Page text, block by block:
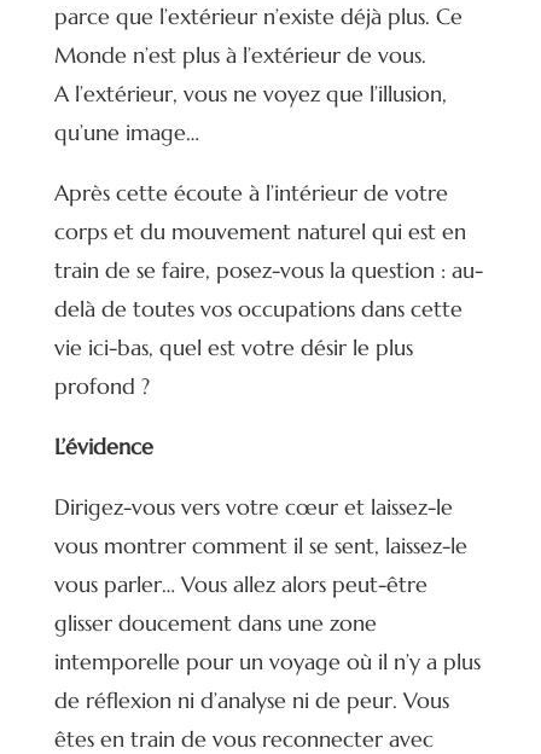
parce que l’extérieur n’existe déjà plus. Ce
Monde n’est plus à l’extérieur de vous.
A l’extérieur, vous ne voyez que l’illusion,
qu’une image…
Après cette écoute à l’intérieur de votre
corps et du mouvement naturel qui est en
train de se faire, posez-vous la question : au-
delà de toutes vos occupations dans cette
vie ici-bas, quel est votre désir le plus
profond ?
L’évidence
Dirigez-vous vers votre cœur et laissez-le
vous montrer comment il se sent, laissez-le
vous parler… Vous allez alors peut-être
glisser doucement dans une zone
intemporelle pour un voyage où il n’y a plus
de réflexion ni d’analyse ni de peur. Vous
êtes en train de vous reconnecter avec